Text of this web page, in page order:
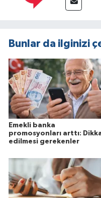
Bunlar da ilginizi
Emekli banka
promosyonları arttı:
edilmesi gerekenler